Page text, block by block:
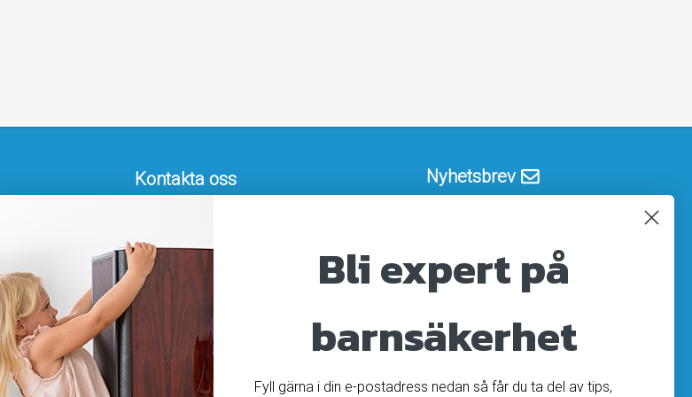
Kontakta oss
08-410 115 30
kundtjanst@homesafety.se
Följ oss
Facebook
Instagram
Nyhetsbrev
OK
Bli expert på
barnsäkerhet
Fyll gärna i din e-postadress nedan så får du ta del av tips,